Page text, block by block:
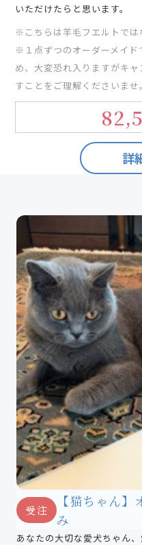
いただけたらと思います。
※こちらは羊毛フエルトでは
※１点ずつのオーダーメイド
め、大変恐れ入りますがキ
すことをご理解くださいませ。
詳
受注
【猫ちゃん
み
あなたの大切な愛犬ちゃん